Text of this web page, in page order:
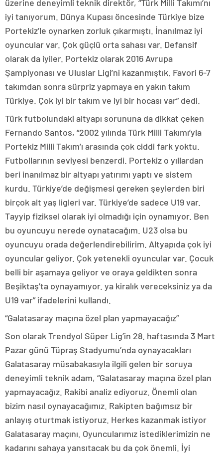
üzerine deneyimli teknik direktör, “Türk Milli Takımı’nı
iyi tanıyorum. Dünya Kupası öncesinde Türkiye bize
Portekiz’le oynarken zorluk çıkarmıştı. İnanılmaz iyi
oyuncular var. Çok güçlü orta sahası var. Defansif
olarak da iyiler. Portekiz olarak 2016 Avrupa
Şampiyonası ve Uluslar Ligi’ni kazanmıştık. Favori 6-7
takımdan sonra sürpriz yapmaya en yakın takım
Türkiye. Çok iyi bir takım ve iyi bir hocası var” dedi.
Türk futbolundaki altyapı sorununa da dikkat çeken
Fernando Santos, “2002 yılında Türk Milli Takımı’yla
Portekiz Milli Takım’ı arasında çok ciddi fark yoktu.
Futbollarının seviyesi benzerdi. Portekiz o yıllardan
beri inanılmaz bir altyapı yatırımı yaptı ve sistem
kurdu. Türkiye’de değişmesi gereken şeylerden biri
birçok alt yaş ligleri var. Türkiye’de sadece U19 var.
Tayyip fiziksel olarak iyi olmadığı için oynamıyor. Ben
bu oyuncuyu nerede oynatacağım. U23 olsa bu
oyuncuyu orada değerlendirebilirim. Altyapıda çok iyi
oyuncular geliyor. Çok yetenekli oyuncular var. Çocuk
belli bir aşamaya geliyor ve oraya geldikten sonra
Beşiktaş’ta oynayamıyor. ya kiralık vereceksiniz ya da
U19 var” ifadelerini kullandı.
“Galatasaray maçına özel plan yapmayacağız”
Son olarak Trendyol Süper Lig’in 28. haftasında 3 Mart
Pazar günü Tüpraş Stadyumu’nda oynayacakları
Galatasaray müsabakasıyla ilgili gelen bir soruya
deneyimli teknik adam, “Galatasaray maçına özel plan
yapmayacağız. Rakibi analiz ediyoruz. Önemli olan
bizim nasıl oynayacağımız. Rakipten bağımsız bir
anlayış oturtmak istiyoruz. Herkes kazanmak istiyor
Galatasaray maçını. Oyuncularımız istediklerimizin ne
kadarını sahaya yansıtacak bu da çok önemli. İyi